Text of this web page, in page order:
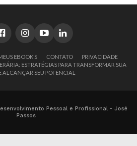
EBOOK’S CONTATO
PRIVACIDADE
ESTRATÉGIAS PARA TRANSFORMAR SUA
ALCANÇAR SEU POTENCIAL
Pessoal e Profissional - José
Passos